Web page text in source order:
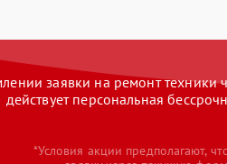
заявки на ремонт техники
действует персональная
*Условия акции предполагают,